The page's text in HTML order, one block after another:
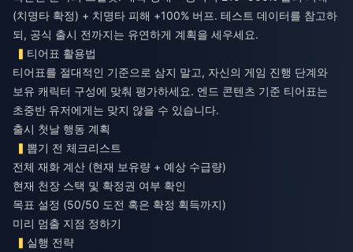
(치명타 확정) + 치명타 피해 +100% 버프. 테스트 데이터를 참고하
되, 공식 출시 전까지는 유연하게 계획을 세우세요.
티어표 활용법
티어표를 절대적인 기준으로 삼지 말고, 자신의 게임 진행 단계와
보유 캐릭터 구성에 맞춰 평가하세요. 엔드 콘텐츠 기준 티어표는
초중반 유저에게는 맞지 않을 수 있습니다.
출시 첫날 행동 계획
뽑기 전 체크리스트
전체 재화 계산 (현재 보유량 + 예상 수급량)
현재 천장 스택 및 확정권 여부 확인
목표 설정 (50/50 도전 혹은 확정 획득까지)
미리 멈출 지점 정하기
실행 전략